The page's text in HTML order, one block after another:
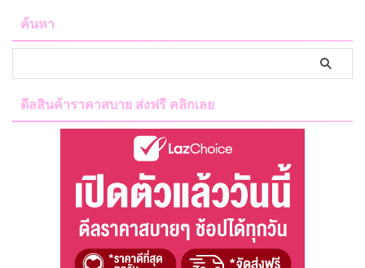
ค้นหา
ดีลสินค้าราคาสบาย ส่งฟรี คลิกเลย